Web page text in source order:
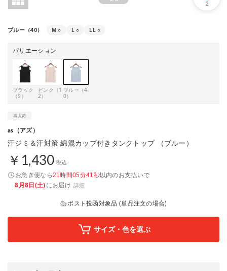
2
ブルー（40） M ○ L ○ LL ○
バリエーション
ブラック
（9）
ピンク（1
2）
ブルー（4
0）
as （アズ）
汗ジミ＆汗対策 綿混カップ付きタンクトップ （ブルー）
￥1,430 税込
お急ぎ便なら21時間05分40秒以内のお支払いで
8月8日(土)にお届け 詳細
ポスト投函対象品 (単品注文の場合)
サイズ・色を選ぶ